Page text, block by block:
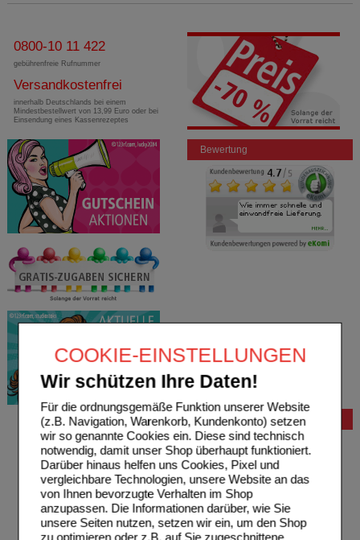
COOKIE-EINSTELLUNGEN
Wir schützen Ihre Daten!
Für die ordnungsgemäße Funktion unserer Website
(z.B. Navigation, Warenkorb, Kundenkonto) setzen
wir so genannte Cookies ein. Diese sind technisch
notwendig, damit unser Shop überhaupt funktioniert.
Darüber hinaus helfen uns Cookies, Pixel und
vergleichbare Technologien, unsere Website an das
von Ihnen bevorzugte Verhalten im Shop
anzupassen. Die Informationen darüber, wie Sie
unsere Seiten nutzen, setzen wir ein, um den Shop
zu optimieren oder z.B. auf Sie zugeschnittene
0800-10 11 422
gebührenfreie Rufnummer
Versandkostenfrei
innerhalb Deutschlands bei einem
Mindestbestellwert von 13,99 Euro oder bei
Einsendung eines Kassenrezeptes
Bewertung
Bestellung
Hilfe zur Anmeldung
Hilfe zum Bestellvorgang
Zahlungsmöglichkeiten
Rezepte einlösen
Freiumschläge anfordern
Freiumschläge downloaden
Auslandsbestellung